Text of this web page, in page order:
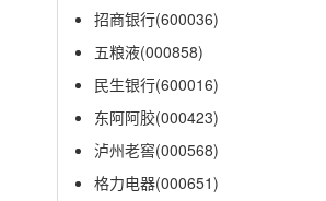
招商银行(600036)
五粮液(000858)
民生银行(600016)
东阿阿胶(000423)
泸州老窖(000568)
格力电器(000651)